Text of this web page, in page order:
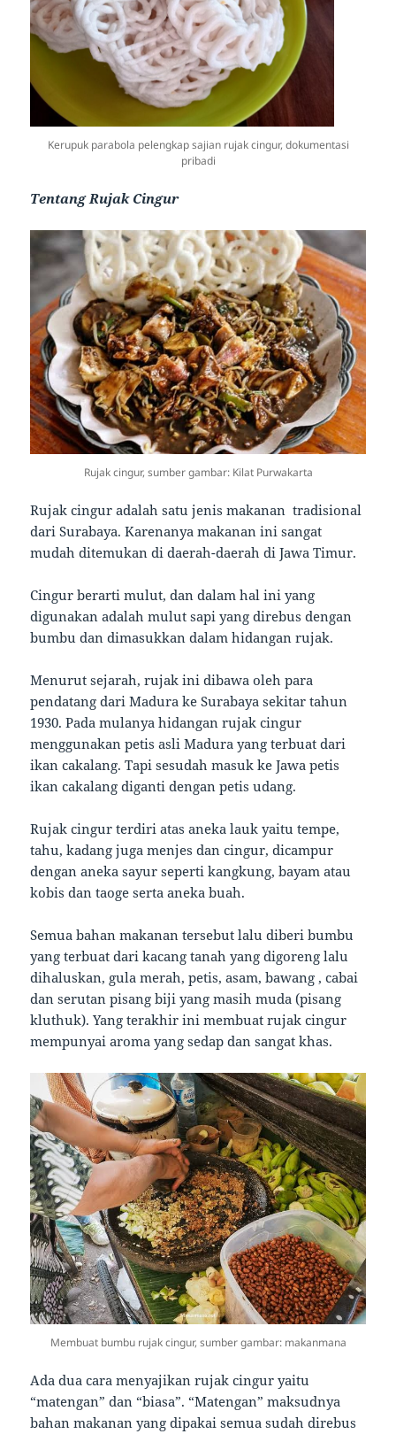
Kerupuk parabola pelengkap sajian rujak cingur, dokumentasi
pribadi
Tentang Rujak Cingur
Rujak cingur, sumber gambar: Kilat Purwakarta
Rujak cingur adalah satu jenis makanan tradisional
dari Surabaya. Karenanya makanan ini sangat
mudah ditemukan di daerah-daerah di Jawa Timur.
Cingur berarti mulut, dan dalam hal ini yang
digunakan adalah mulut sapi yang direbus dengan
bumbu dan dimasukkan dalam hidangan rujak.
Menurut sejarah, rujak ini dibawa oleh para
pendatang dari Madura ke Surabaya sekitar tahun
1930. Pada mulanya hidangan rujak cingur
menggunakan petis asli Madura yang terbuat dari
ikan cakalang. Tapi sesudah masuk ke Jawa petis
ikan cakalang diganti dengan petis udang.
Rujak cingur terdiri atas aneka lauk yaitu tempe,
tahu, kadang juga menjes dan cingur, dicampur
dengan aneka sayur seperti kangkung, bayam atau
kobis dan taoge serta aneka buah.
Semua bahan makanan tersebut lalu diberi bumbu
yang terbuat dari kacang tanah yang digoreng lalu
dihaluskan, gula merah, petis, asam, bawang , cabai
dan serutan pisang biji yang masih muda (pisang
kluthuk). Yang terakhir ini membuat rujak cingur
mempunyai aroma yang sedap dan sangat khas.
Membuat bumbu rujak cingur, sumber gambar: makanmana
Ada dua cara menyajikan rujak cingur yaitu
“matengan” dan “biasa”. “Matengan” maksudnya
bahan makanan yang dipakai semua sudah direbus